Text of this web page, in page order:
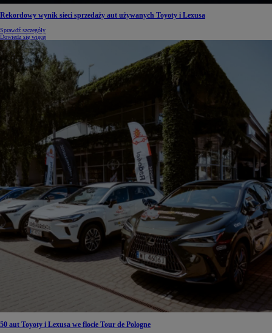
Rekordowy wynik sieci sprzedaży aut używanych Toyoty i Lexusa
Sprawdź szczegóły
Dowiedz się więcej
50 aut Toyoty i Lexusa we flocie Tour de Pologne